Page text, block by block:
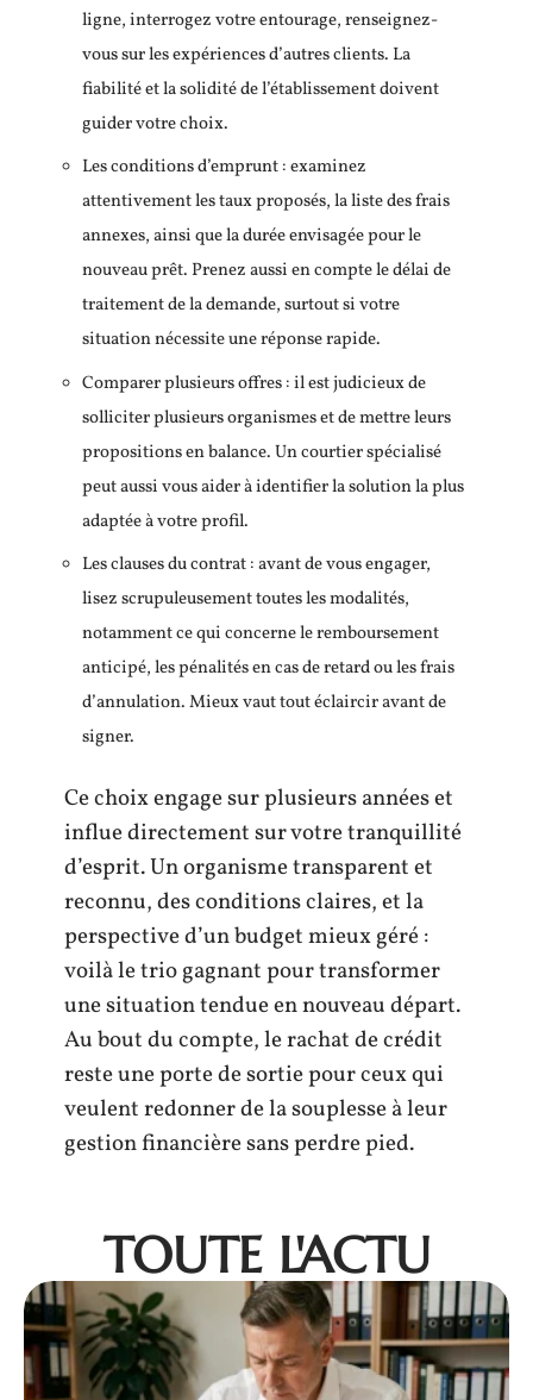
ligne, interrogez votre entourage, renseignez-
vous sur les expériences d’autres clients. La
fiabilité et la solidité de l’établissement doivent
guider votre choix.
Les conditions d’emprunt : examinez
attentivement les taux proposés, la liste des frais
annexes, ainsi que la durée envisagée pour le
nouveau prêt. Prenez aussi en compte le délai de
traitement de la demande, surtout si votre
situation nécessite une réponse rapide.
Comparer plusieurs offres : il est judicieux de
solliciter plusieurs organismes et de mettre leurs
propositions en balance. Un courtier spécialisé
peut aussi vous aider à identifier la solution la plus
adaptée à votre profil.
Les clauses du contrat : avant de vous engager,
lisez scrupuleusement toutes les modalités,
notamment ce qui concerne le remboursement
anticipé, les pénalités en cas de retard ou les frais
d’annulation. Mieux vaut tout éclaircir avant de
signer.
Ce choix engage sur plusieurs années et
influe directement sur votre tranquillité
d’esprit. Un organisme transparent et
reconnu, des conditions claires, et la
perspective d’un budget mieux géré :
voilà le trio gagnant pour transformer
une situation tendue en nouveau départ.
Au bout du compte, le rachat de crédit
reste une porte de sortie pour ceux qui
veulent redonner de la souplesse à leur
gestion financière sans perdre pied.
TOUTE L'ACTU